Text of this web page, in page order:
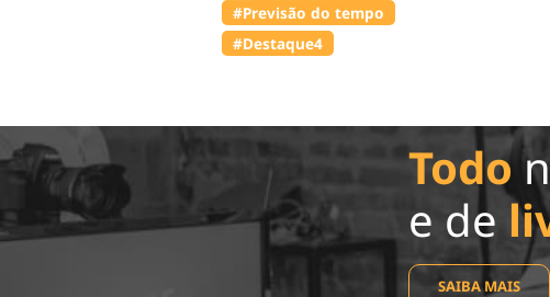
#Previsão do tempo
#Destaque4
Todo
e de
SAIBA MAIS